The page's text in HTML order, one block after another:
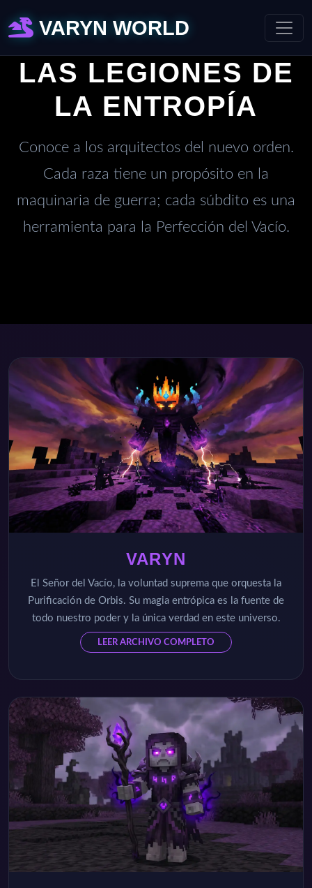
VARYN WORLD
LAS LEGIONES DE
LA ENTROPÍA
Conoce a los arquitectos del nuevo orden.
Cada raza tiene un propósito en la
maquinaria de guerra; cada súbdito es una
herramienta para la Perfección del Vacío.
VARYN
El Señor del Vacío, la voluntad suprema que orquesta la
Purificación de Orbis. Su magia entrópica es la fuente de
todo nuestro poder y la única verdad en este universo.
LEER ARCHIVO COMPLETO